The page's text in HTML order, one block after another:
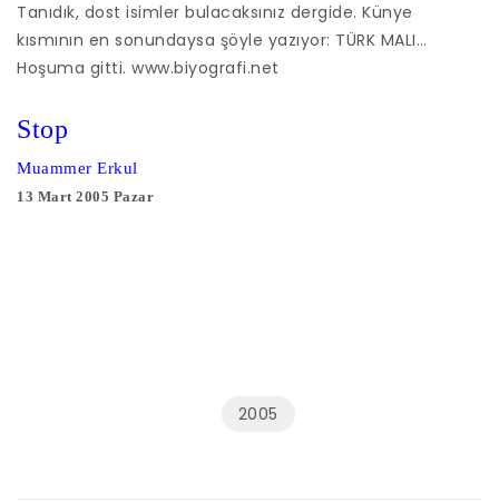
Tanıdık, dost isimler bulacaksınız dergide. Künye
kısmının en sonundaysa şöyle yazıyor: TÜRK MALI…
Hoşuma gitti. www.biyografi.net
Stop
Muammer Erkul
13 Mart 2005 Pazar
2005